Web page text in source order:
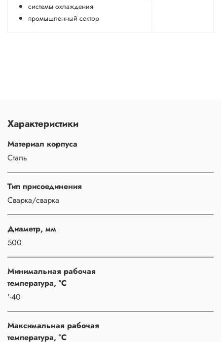
системы охлаждения
промышленный сектор
Характеристики
Материал корпуса
Сталь
Тип присоединения
Сварка/сварка
Диаметр, мм
500
Минимальная рабочая
температура, °C
'-40
Максимальная рабочая
температура, °C